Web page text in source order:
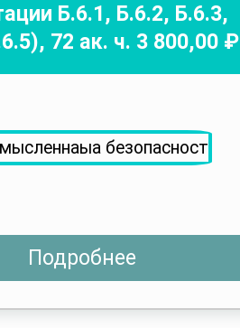
Б.6.1, Б.6.2, Б.6.3,
, 72 ак. ч. 3 800,00 ₽
Подробнее